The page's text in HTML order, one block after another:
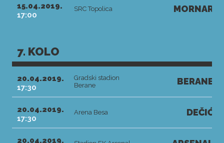
15.04.2019.
17:00
SRC Topolica MORNAR
7. KOLO
20.04.2019.
17:30
Gradski stadion
Berane
BERANE
20.04.2019.
17:30
Arena Besa DEČIĆ
20.04.2019.